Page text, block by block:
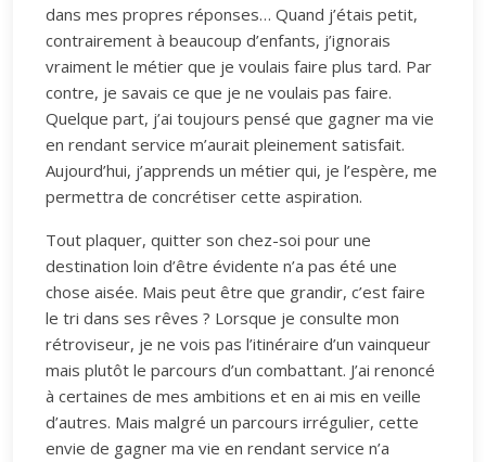
dans mes propres réponses… Quand j’étais petit,
contrairement à beaucoup d’enfants, j’ignorais
vraiment le métier que je voulais faire plus tard. Par
contre, je savais ce que je ne voulais pas faire.
Quelque part, j’ai toujours pensé que gagner ma vie
en rendant service m’aurait pleinement satisfait.
Aujourd’hui, j’apprends un métier qui, je l’espère, me
permettra de concrétiser cette aspiration.
Tout plaquer, quitter son chez-soi pour une
destination loin d’être évidente n’a pas été une
chose aisée. Mais peut être que grandir, c’est faire
le tri dans ses rêves ? Lorsque je consulte mon
rétroviseur, je ne vois pas l’itinéraire d’un vainqueur
mais plutôt le parcours d’un combattant. J’ai renoncé
à certaines de mes ambitions et en ai mis en veille
d’autres. Mais malgré un parcours irrégulier, cette
envie de gagner ma vie en rendant service n’a